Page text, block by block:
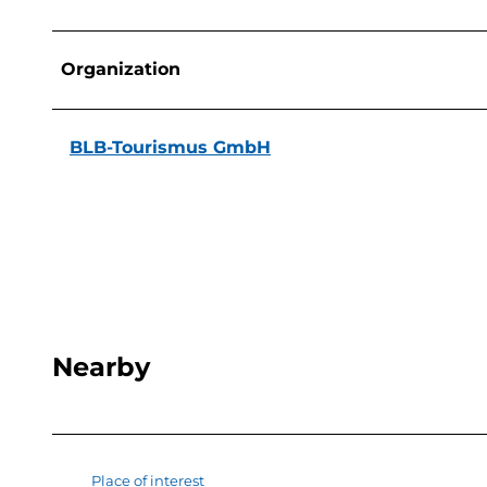
Organization
BLB-Tourismus GmbH
Nearby
Place of interest